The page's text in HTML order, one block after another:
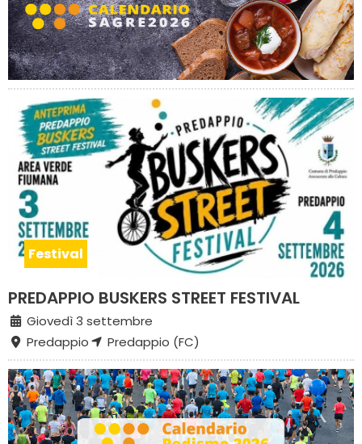
Festival
PREDAPPIO BUSKERS STREET FESTIVAL
Giovedì 3 settembre
Predappio
Predappio (FC)